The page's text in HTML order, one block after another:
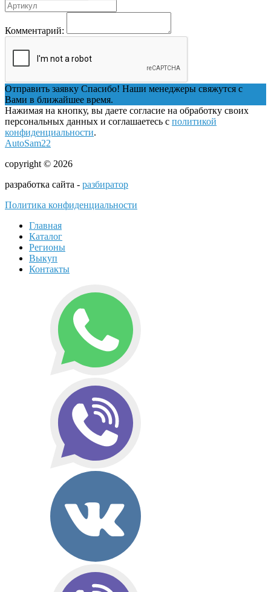
Комментарий:
Отправить заявку Спасибо! Наши менеджеры свяжутся с
Вами в ближайшее время.
Нажимая на кнопку, вы даете согласие на обработку своих
персональных данных и соглашаетесь с политикой
конфиденциальности.
AutoSam22
copyright © 2026
разработка сайта - разбиратор
Политика конфиденциальности
Главная
Каталог
Регионы
Выкуп
Контакты